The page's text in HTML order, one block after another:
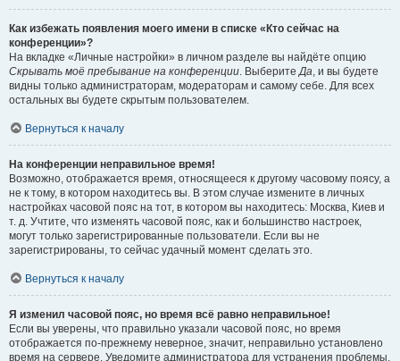
Как избежать появления моего имени в списке «Кто сейчас на
конференции»?
На вкладке «Личные настройки» в личном разделе вы найдёте опцию
Скрывать моё пребывание на конференции. ВыберитеДа, и вы будете
видны только администраторам, модераторам и самому себе. Для всех
остальных вы будете скрытым пользователем.
Вернуться к началу
На конференции неправильное время!
Возможно, отображается время, относящееся к другому часовому поясу, а
не к тому, в котором находитесь вы. В этом случае измените в личных
настройках часовой пояс на тот, в котором вы находитесь: Москва, Киев и
т. д. Учтите, что изменять часовой пояс, как и большинство настроек,
могут только зарегистрированные пользователи. Если вы не
зарегистрированы, то сейчас удачный момент сделать это.
Вернуться к началу
Я изменил часовой пояс, но время всё равно неправильное!
Если вы уверены, что правильно указали часовой пояс, но время
отображается по-прежнему неверное, значит, неправильно установлено
время на сервере. Уведомите администратора для устранения проблемы.